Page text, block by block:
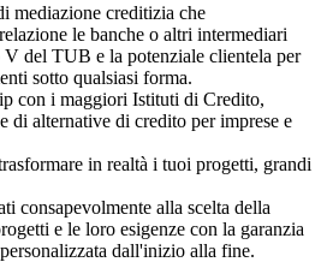
mediazione creditizia che
le banche o altri intermediari
del TUB e la potenziale clientela per
sotto qualsiasi forma.
con i maggiori Istituti di Credito,
di alternative di credito per imprese e
in realtà i tuoi progetti, grandi
consapevolmente alla scelta della
e le loro esigenze con la garanzia
dall'inizio alla fine.